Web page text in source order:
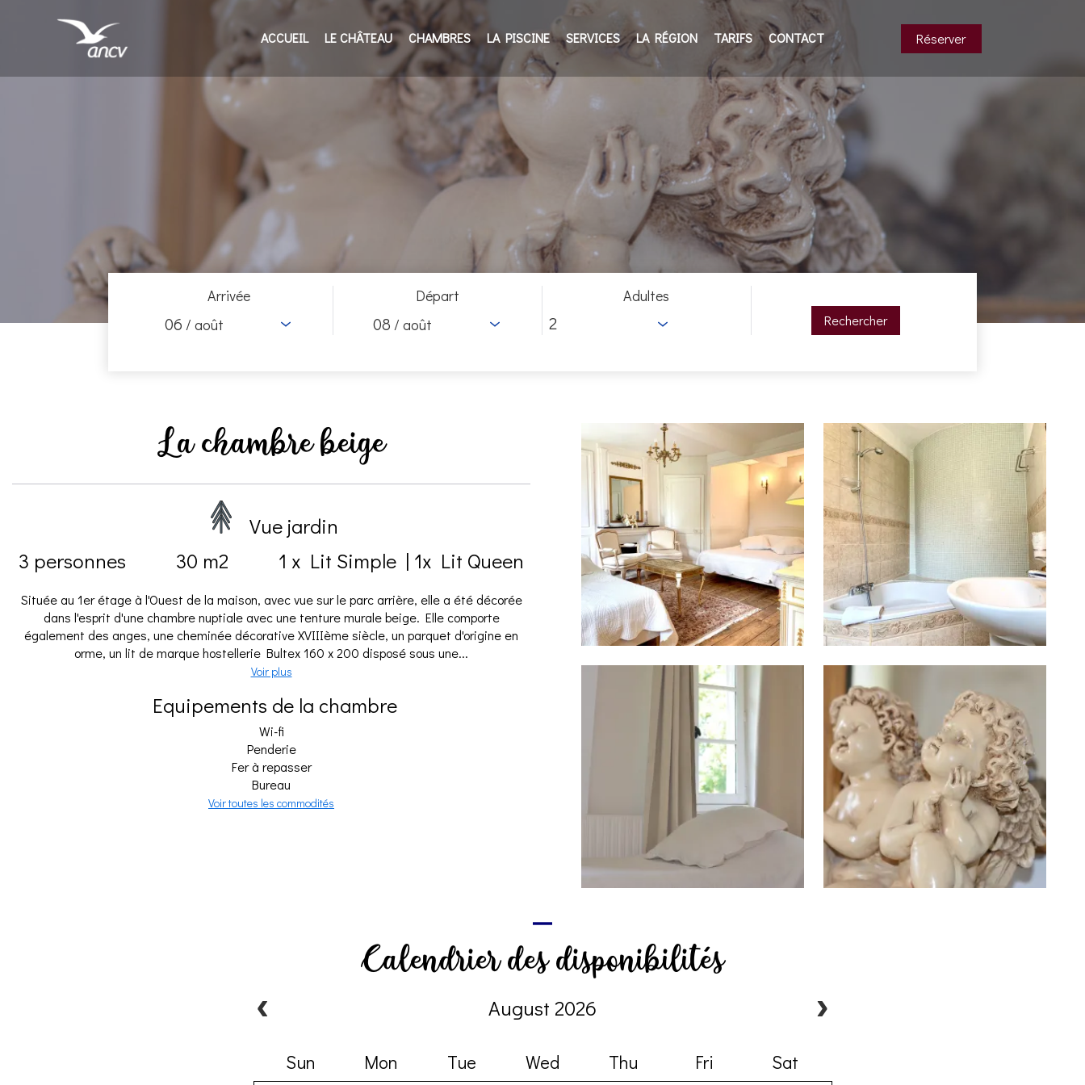
ACCUEIL LE CHÂTEAU CHAMBRES LA PISCINE SERVICES LA RÉGION TARIFS CONTACT Réserver
Arrivée
06 / août
Départ
08 / août
Adultes
Rechercher
La chambre beige
Vue jardin
3 personnes
30 m2 1 x Lit Simple | 1x Lit Queen
​Située au 1er étage à l'Ouest de la maison, avec vue sur le parc arrière, elle a été décorée
dans l'esprit d'une chambre nuptiale avec une tenture murale beige. Elle comporte
également des anges, une cheminée décorative XVIIIème siècle, un parquet d'origine en
orme, un lit de marque hostellerie Bultex 160 x 200 disposé sous une...
Voir plus
Equipements de la chambre
Wi-fi
Penderie
Fer à repasser
Bureau
Voir toutes les commodités
Calendrier des disponibilités
August 2026
Sun Mon Tue Wed Thu Fri Sat